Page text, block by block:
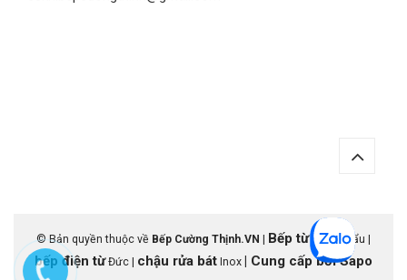
© Bản quyền thuộc về Bếp Cường Thịnh.VN Bếp từ nhập khẩu |
bếp điện từĐức | chậu rửa bát Inox Cung cấp bởiSapo